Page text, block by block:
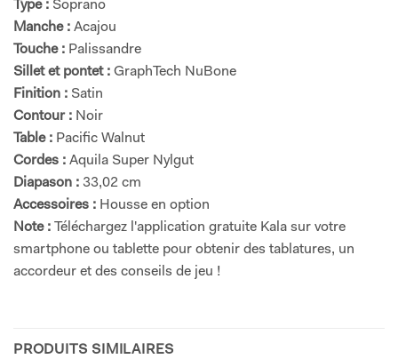
Type : Soprano
Manche : Acajou
Touche : Palissandre
Sillet et pontet : GraphTech NuBone
Finition : Satin
Contour : Noir
Table : Pacific Walnut
Cordes : Aquila Super Nylgut
Diapason : 33,02 cm
Accessoires : Housse en option
Note : Téléchargez l'application gratuite Kala sur votre
smartphone ou tablette pour obtenir des tablatures, un
accordeur et des conseils de jeu !
PRODUITS SIMILAIRES